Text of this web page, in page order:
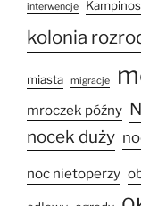
interwencje
kolonia
miasta migracje
mroczek późny
nocek duży
noc nietoperzy